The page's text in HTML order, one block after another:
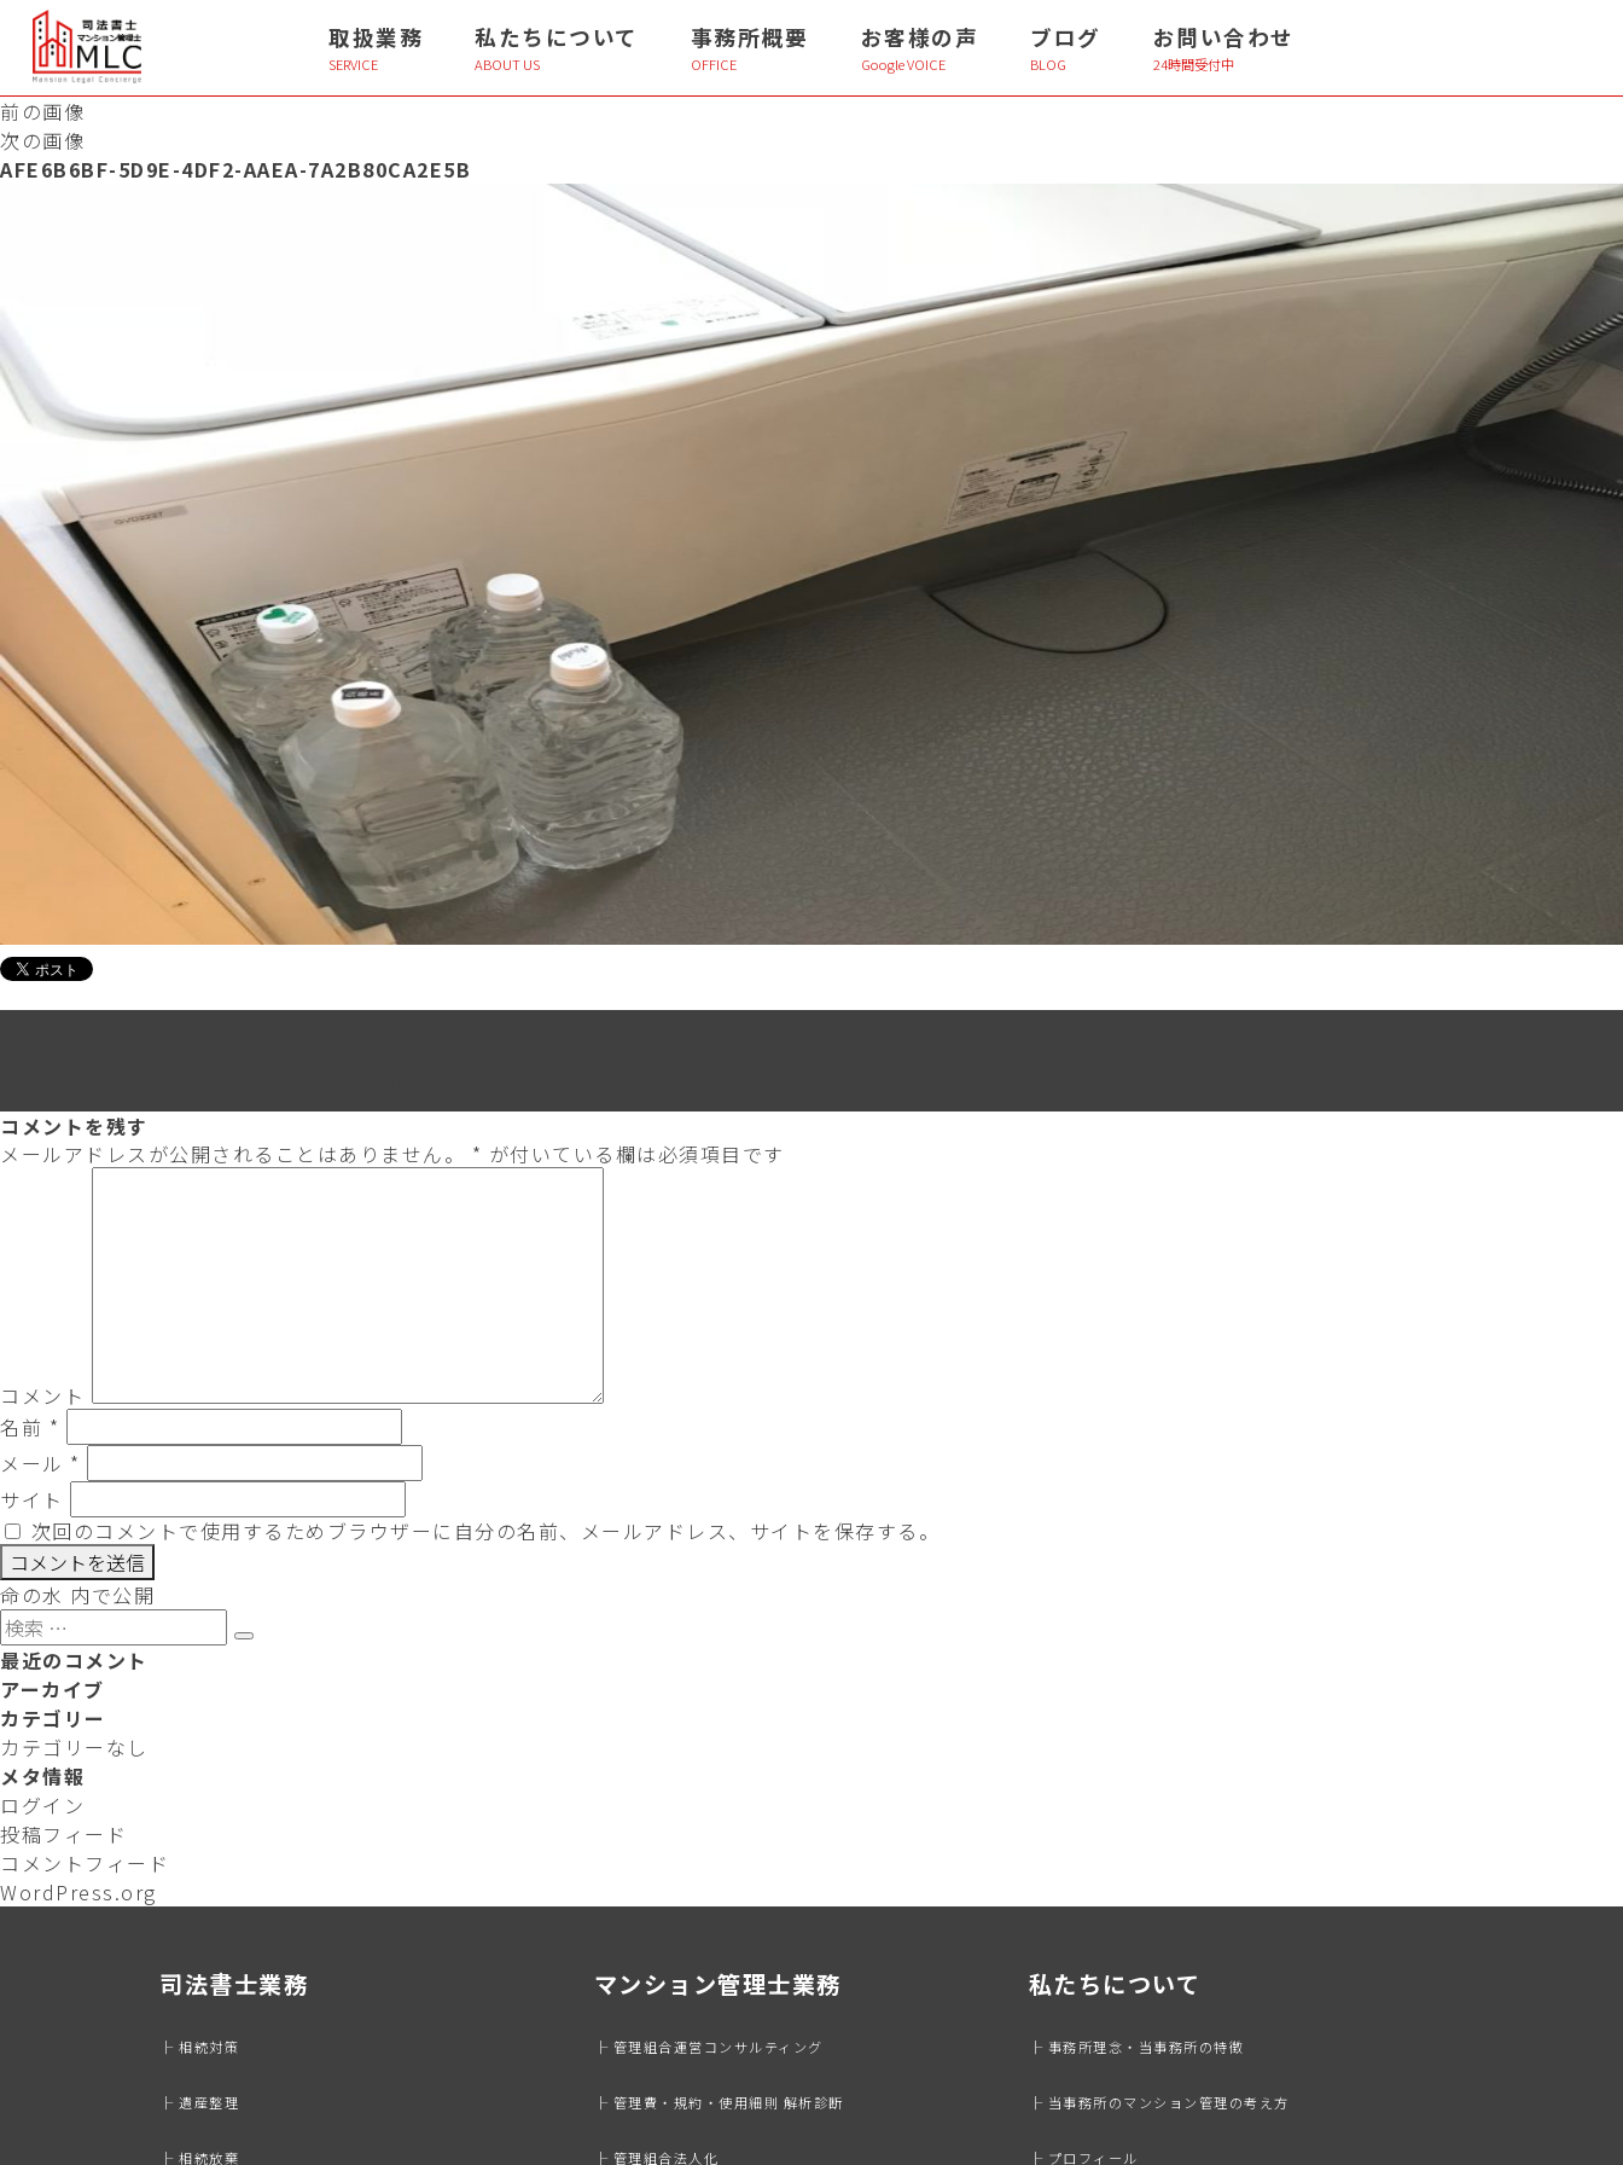
取扱業務
SERVICE
私たちについて
ABOUT US
事務所概要
OFFICE
お客様の声
Google VOICE
ブログ
BLOG
お問い合わせ
24時間受付中
前の画像
次の画像
AFE6B6BF-5D9E-4DF2-AAEA-7A2B80CA2E5B
稿
日:
ル
サ
イ
コメントを残す
メールアドレスが公開されることはありません。
* が付いている欄は必須項目です
コメント
名前 *
メール *
サイト
次回のコメントで使用するためブラウザーに自分の名前、メールアドレス、サイトを保存する。
投
稿
ナ
ビ
ゲ
ー
シ
ョ
ン
命の水 内で公開
検
索
対
象:
検
最近のコメント
アーカイブ
カテゴリー
カテゴリーなし
メタ情報
ログイン
投稿フィード
コメントフィード
WordPress.org
司法書士業務
├ 相続対策
├ 遺産整理
├ 相続放棄
マンション管理士業務
├ 管理組合運営コンサルティング
├ 管理費・規約・使用細則 解析診断
├ 管理組合法人化
私たちについて
├ 事務所理念・当事務所の特徴
├ 当事務所のマンション管理の考え方
├ プロフィール